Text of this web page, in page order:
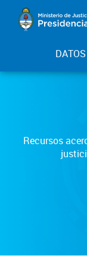
DATOS
Recursos